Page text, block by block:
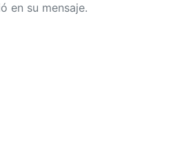
en su mensaje.